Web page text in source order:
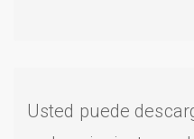
Usted puede